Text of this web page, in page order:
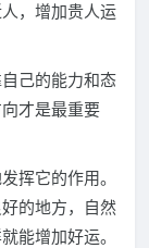
，增加贵人运
己的能力和态
才是最重要
挥它的作用。
的地方，自然
能增加好运。